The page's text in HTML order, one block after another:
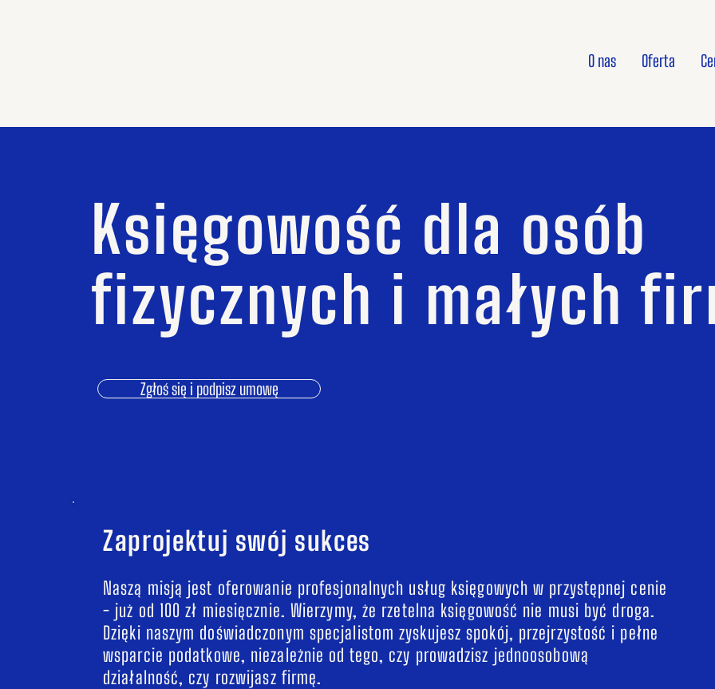
O nas Oferta
Księgowość dla osób
fizycznych i małych
Zgłoś się i podpisz umowę
Zaprojektuj swój sukces
Naszą misją jest oferowanie profesjonalnych usług księgowych w przystępnej cenie
- już od 100 zł miesięcznie. Wierzymy, że rzetelna księgowość nie musi być droga.
Dzięki naszym doświadczonym specjalistom zyskujesz spokój, przejrzystość i pełne
wsparcie podatkowe, niezależnie od tego, czy prowadzisz jednoosobową
działalność, czy rozwijasz firmę.